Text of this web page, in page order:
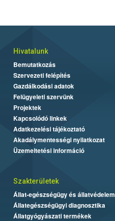
Hivatalunk
Bemutatkozás
Szervezeti felépítés
Gazdálkodási adatok
Felügyeleti szervünk
Projektek
Kapcsolódó linkek
Adatkezelési tájékoztató
Akadálymentességi nyilatkozat
Üzemeltetési információ
Szakterületek
Állat-egészségügy és állatvédelem
Állategészségügyi diagnosztika
Állatgyógyászati termékek